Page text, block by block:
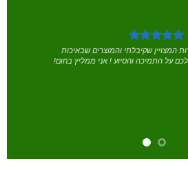
על השירות המצויין שקיבלתי והמוצרים שבאיכות
תודה רבה לכם על התמיכה והסיוע ! אני ממליץ בחום!